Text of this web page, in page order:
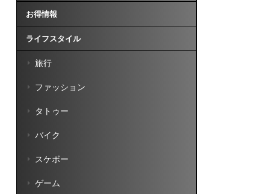
お得情報
ライフスタイル
旅行
ファッション
タトゥー
バイク
スケボー
ゲーム